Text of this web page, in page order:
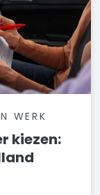
WERK
kiezen: